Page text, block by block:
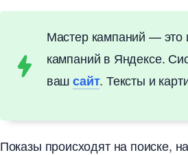
Мастер кампаний — это
кампаний в Яндексе.
ашсайт. Тексты и
Показы происходят на поиске,